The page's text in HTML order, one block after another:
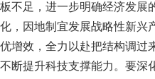
板不足，进一步明确经济发展
化，因地制宜发展战略性新兴
优增效，全力以赴把结构调过
不断提升科技支撑能力。要深